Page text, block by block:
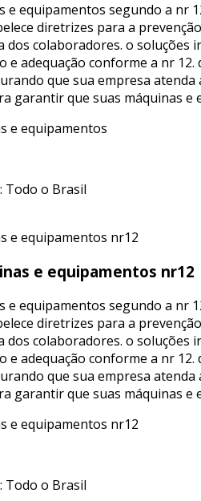
e equipamentos segundo a nr
diretrizes para a
dos colaboradores. o
e adequação conforme a nr
que sua empresa
garantir que suas máquinas
Todo o Brasil
e equipamentos nr12
e equipamentos segundo a nr
diretrizes para a
dos colaboradores. o
e adequação conforme a nr
que sua empresa
garantir que suas máquinas
Todo o Brasil